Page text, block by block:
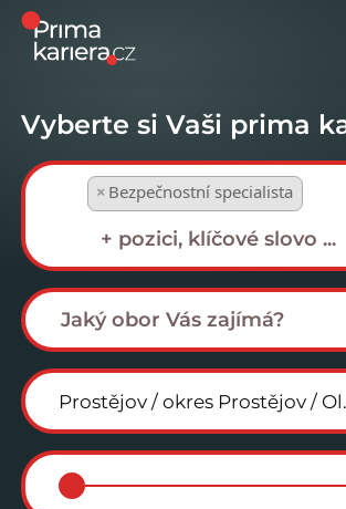
Vyberte si Vaši prima
× Bezpečnostní specialista